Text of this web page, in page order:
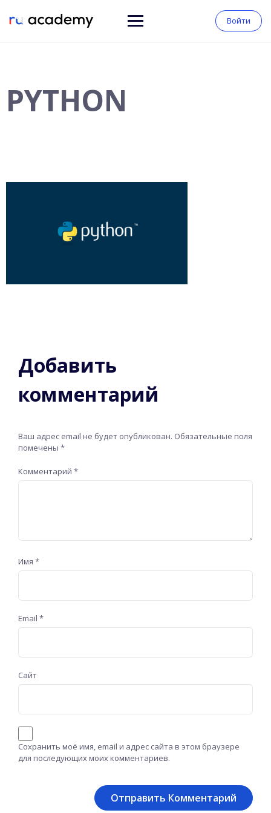
Войти
PYTHON
Добавить
комментарий
Ваш адрес email не будет опубликован. Обязательные поля
помечены *
Комментарий *
Имя *
Email *
Сайт
Сохранить моё имя, email и адрес сайта в этом браузере
для последующих моих комментариев.